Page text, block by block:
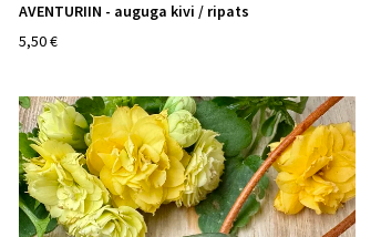
AVENTURIIN - auguga kivi / ripats
5,50 €